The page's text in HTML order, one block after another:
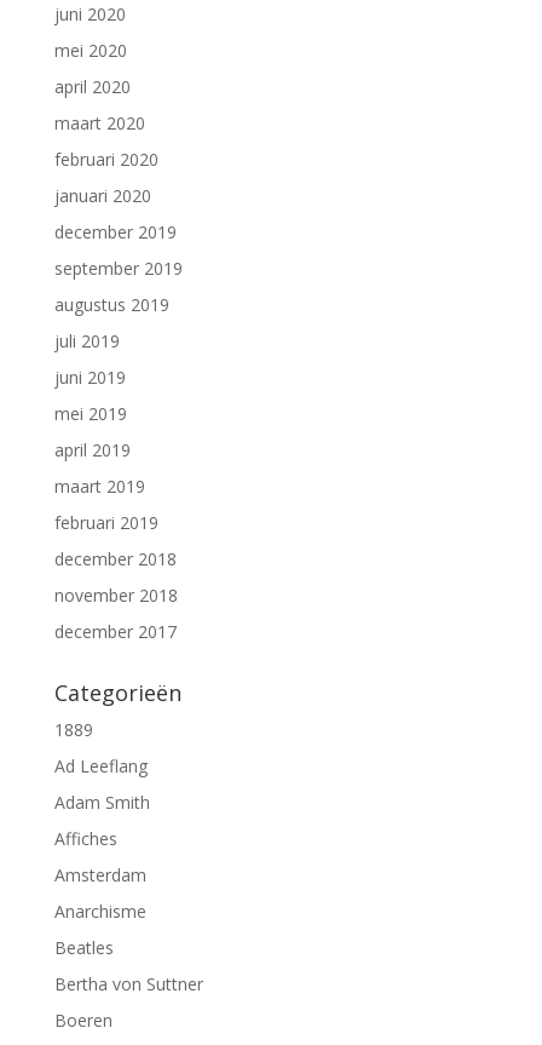
juni 2020
mei 2020
april 2020
maart 2020
februari 2020
januari 2020
december 2019
september 2019
augustus 2019
juli 2019
juni 2019
mei 2019
april 2019
maart 2019
februari 2019
december 2018
november 2018
december 2017
Categorieën
1889
Ad Leeflang
Adam Smith
Affiches
Amsterdam
Anarchisme
Beatles
Bertha von Suttner
Boeren